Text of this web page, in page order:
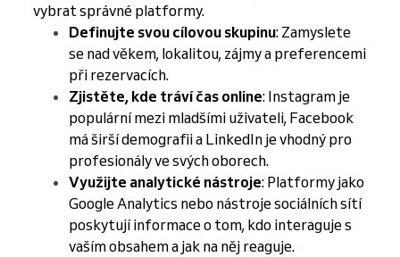
vybrat správné platformy.
Definujte svou cílovou skupinu: Zamyslete
se nad věkem, lokalitou, zájmy a preferencemi
při rezervacích.
Zjistěte, kde tráví čas online: Instagram je
populární mezi mladšími uživateli, Facebook
má širší demografii a LinkedIn je vhodný pro
profesionály ve svých oborech.
Využijte analytické nástroje: Platformy jako
Google Analytics nebo nástroje sociálních sítí
poskytují informace o tom, kdo interaguje s
vaším obsahem a jak na něj reaguje.